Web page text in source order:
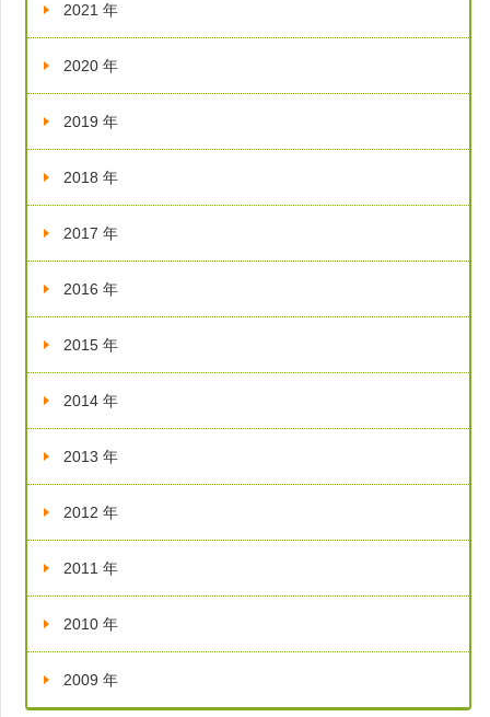
2021 年
2020 年
2019 年
2018 年
2017 年
2016 年
2015 年
2014 年
2013 年
2012 年
2011 年
2010 年
2009 年